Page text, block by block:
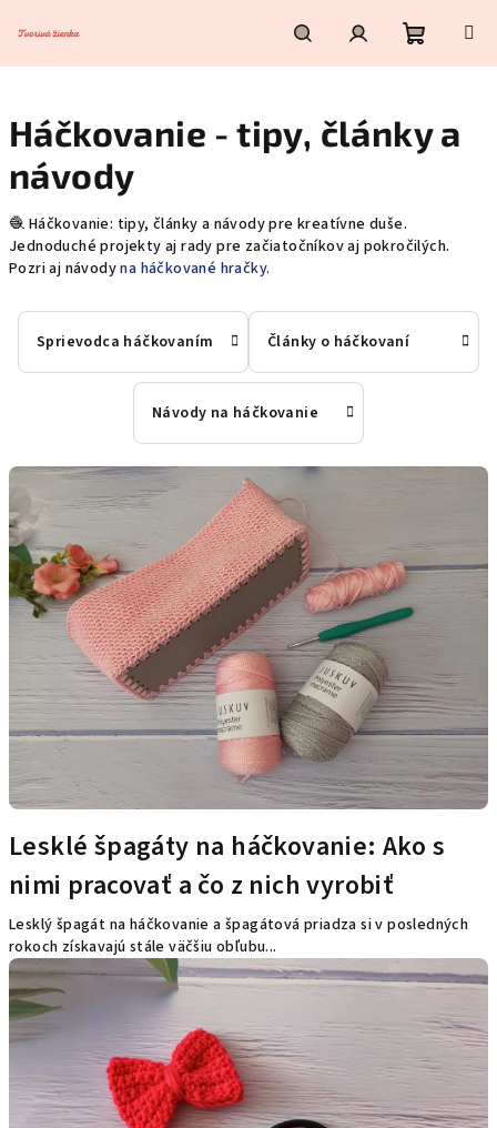
HľadaťPrihlásenie
košík
Háčkovanie - tipy, články a
návody
🧶 Háčkovanie: tipy, články a návody pre kreatívne duše.
Jednoduché projekty aj rady pre začiatočníkov aj pokročilých.
Pozri aj návodyna háčkované hračky.
Sprievodca háčkovaním Články o háčkovaní
Návody na háčkovanie
V
ý
p
i
s
č
n
k
o
v
Lesklé špagáty na háčkovanie: Ako s
nimi pracovať a čo z nich vyrobiť
Lesklý špagát na háčkovanie a špagátová priadza si v posledných
rokoch získavajú stále väčšiu obľubu...